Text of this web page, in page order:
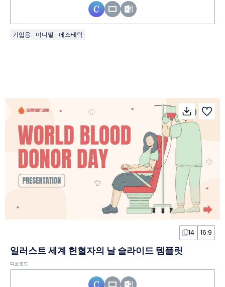
기업용 미니멀 에스테틱
14 16:9
일러스트 세계 헌혈자의 날 슬라이드 템플릿
다운로드